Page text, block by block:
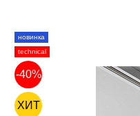
новинка
technical
-40%
ХИТ